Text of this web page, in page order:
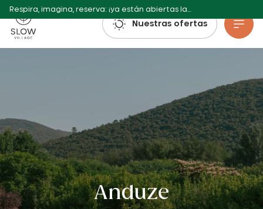
Pueblo Lento
Nuestras ofertas
Anduze